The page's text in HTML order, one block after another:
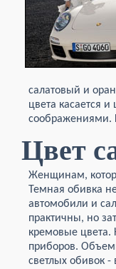
салатовый и
цвета касается
соображениями.
Цвет
Женщинам,
Темная обивка
автомобили и
практичны, но
кремовые цвета.
приборов.
светлых обивок